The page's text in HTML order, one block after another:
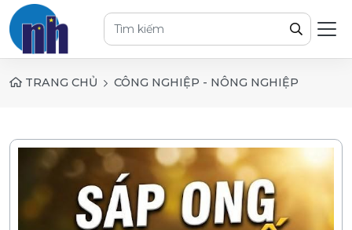
TRANG CHỦ CÔNG NGHIỆP - NÔNG NGHIỆP